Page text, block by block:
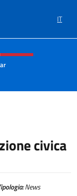
IT
e menù
civica
News